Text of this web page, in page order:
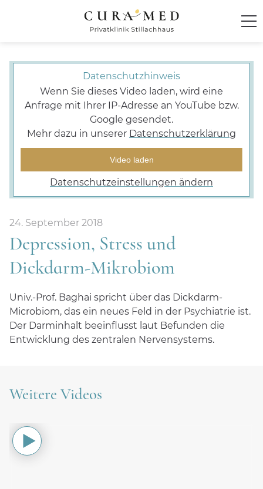
Startseite
Klinik
Behandlung und Therapie
Anmeldung und Kontakt
Für Zuweiser
CuraMedKlinikgruppe
Datenschutzhinweis
Wenn Sie dieses Video laden, wird eine
Anfrage mit Ihrer IP-Adresse an YouTube bzw.
Google gesendet.
Mehr dazu in unserer Datenschutzerklärung
Video laden
Datenschutzeinstellungen ändern
24. September 2018
Depression, Stress und
Dickdarm-Mikrobiom
Univ.-Prof. Baghai spricht über das Dickdarm-
Microbiom, das ein neues Feld in der Psychiatrie ist.
Der Darminhalt beeinflusst laut Befunden die
Entwicklung des zentralen Nervensystems.
Weitere Videos